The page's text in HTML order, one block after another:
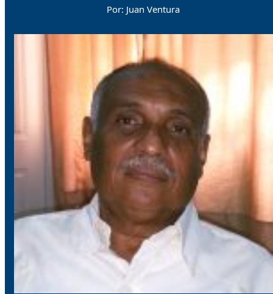
Por: Juan Ventura